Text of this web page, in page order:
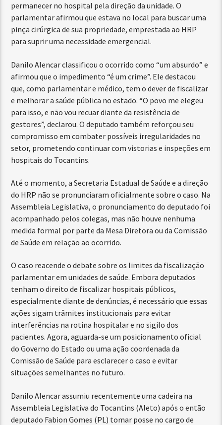
permanecer no hospital pela direção da unidade. O
parlamentar afirmou que estava no local para buscar uma
pinça cirúrgica de sua propriedade, emprestada ao HRP
para suprir uma necessidade emergencial.
Danilo Alencar classificou o ocorrido como “um absurdo” e
afirmou que o impedimento “é um crime”. Ele destacou
que, como parlamentar e médico, tem o dever de fiscalizar
e melhorar a saúde pública no estado. “O povo me elegeu
para isso, e não vou recuar diante da resistência de
gestores”, declarou. O deputado também reforçou seu
compromisso em combater possíveis irregularidades no
setor, prometendo continuar com vistorias e inspeções em
hospitais do Tocantins.
Até o momento, a Secretaria Estadual de Saúde e a direção
do HRP não se pronunciaram oficialmente sobre o caso. Na
Assembleia Legislativa, o pronunciamento do deputado foi
acompanhado pelos colegas, mas não houve nenhuma
medida formal por parte da Mesa Diretora ou da Comissão
de Saúde em relação ao ocorrido.
O caso reacende o debate sobre os limites da fiscalização
parlamentar em unidades de saúde. Embora deputados
tenham o direito de fiscalizar hospitais públicos,
especialmente diante de denúncias, é necessário que essas
ações sigam trâmites institucionais para evitar
interferências na rotina hospitalar e no sigilo dos
pacientes. Agora, aguarda-se um posicionamento oficial
do Governo do Estado ou uma ação coordenada da
Comissão de Saúde para esclarecer o caso e evitar
situações semelhantes no futuro.
Danilo Alencar assumiu recentemente uma cadeira na
Assembleia Legislativa do Tocantins (Aleto) após o então
deputado Fabion Gomes (PL) tomar posse no cargo de